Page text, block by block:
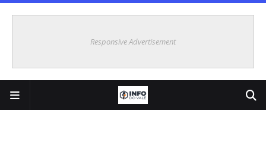
Responsive Advertisement